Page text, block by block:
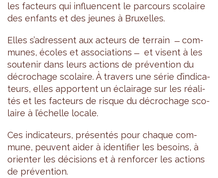
les fac­teurs qui influencent le par­cours sco­laire
des enfants et des jeunes à Bruxelles.
Elles s’adressent aux acteurs de ter­rain ̶ com­
munes, écoles et asso­cia­tions ̶ et visent à les
sou­te­nir dans leurs actions de pré­ven­tion du
décro­chage sco­laire. À tra­vers une série d’in­di­ca­
teurs, elles apportent un éclai­rage sur les réa­li­
tés et les fac­teurs de risque du décro­chage sco­
laire à l’échelle locale.
Ces indi­ca­teurs, pré­sen­tés pour chaque com­
mune, peuvent aider à iden­ti­fier les besoins, à
orien­ter les déci­sions et à ren­for­cer les actions
de pré­ven­tion.